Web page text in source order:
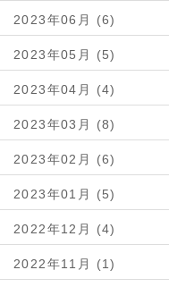
2023年06月 (6)
2023年05月 (5)
2023年04月 (4)
2023年03月 (8)
2023年02月 (6)
2023年01月 (5)
2022年12月 (4)
2022年11月 (1)